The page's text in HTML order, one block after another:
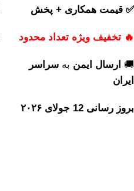
✅ قیمت همکاری + پخش
🔥 تخفیف ویژه تعداد محدود
🚚 ارسال ایمن به سراسر
ایران
بروز رسانی 12 جولای ۲۰۲۶